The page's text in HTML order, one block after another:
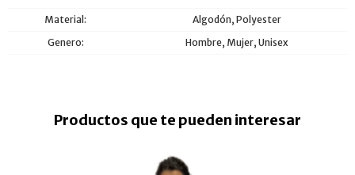
Material
Algodón, Polyester
Genero
Hombre, Mujer, Unisex
Productos que te pueden interesar